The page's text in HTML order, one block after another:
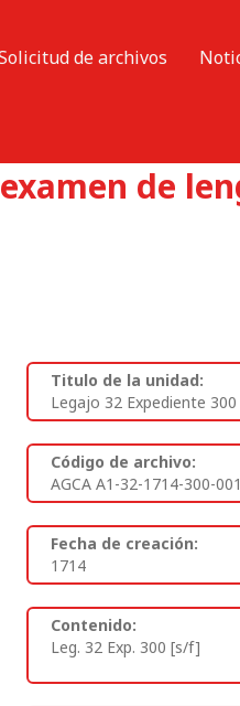
de archivos
de
Titulo de la unidad:
Legajo 32 Expediente
Código de archivo:
AGCA A1-32-1714-300-
Fecha de creación:
1714
Contenido:
Leg. 32 Exp. 300 [s/f]